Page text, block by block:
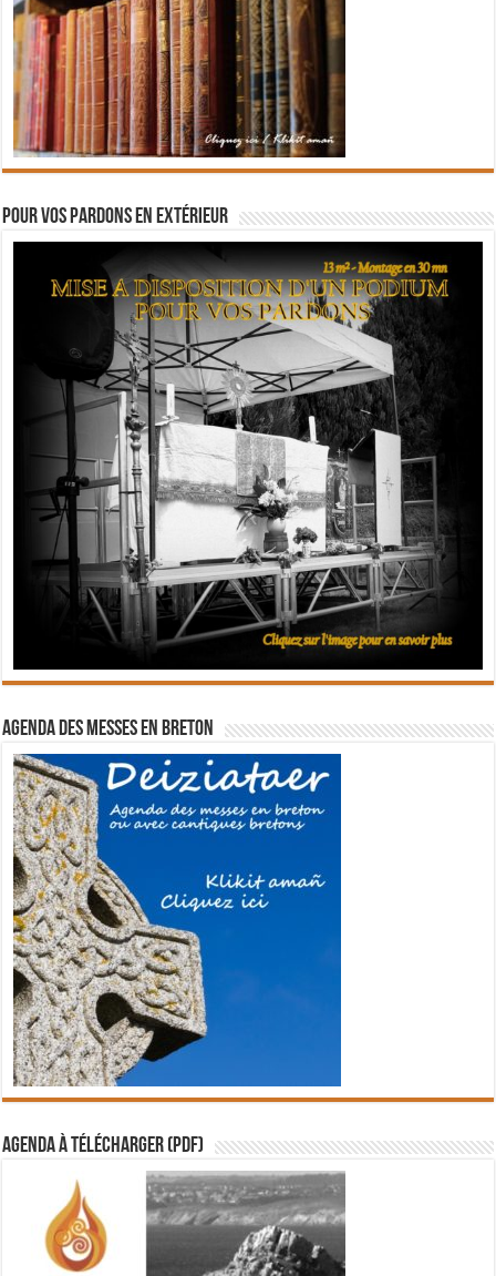
Pour vos pardons en extérieur
Agenda des messes en breton
Agenda à télécharger (PDF)